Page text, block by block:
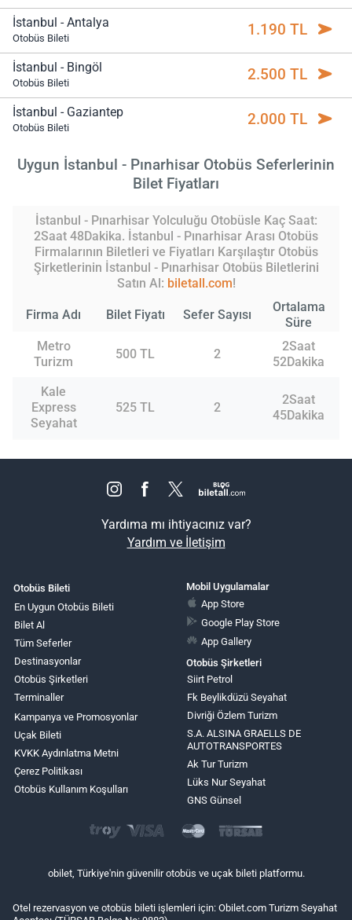
İstanbul - Antalya
Otobüs Bileti 1.190 TL
İstanbul - Bingöl
Otobüs Bileti 2.500 TL
İstanbul - Gaziantep
Otobüs Bileti 2.000 TL
Uygun İstanbul - Pınarhisar Otobüs Seferlerinin
Bilet Fiyatları
İstanbul - Pınarhisar Yolculuğu Otobüsle Kaç Saat:
2Saat 48Dakika. İstanbul - Pınarhisar Arası Otobüs
Firmalarının Biletleri ve Fiyatları Karşılaştır Otobüs
Şirketlerinin İstanbul - Pınarhisar Otobüs Biletlerini
Satın Al: biletall.com!
Firma Adı Bilet Fiyatı Sefer Sayısı
Ortalama
Süre
Metro
Turizm
500 TL 2
2Saat
52Dakika
Kale
Express
Seyahat
525 TL 2
2Saat
45Dakika
Yardıma mı ihtiyacınız var?
Yardım ve İletişim
Otobüs Bileti
En Uygun Otobüs Bileti
Bilet Al
Tüm Seferler
Destinasyonlar
Otobüs Şirketleri
Terminaller
Kampanya ve Promosyonlar
Uçak Bileti
KVKK Aydınlatma Metni
Çerez Politikası
Otobüs Kullanım Koşulları
Mobil Uygulamalar
App Store
Google Play Store
App Gallery
Otobüs Şirketleri
Siirt Petrol
Fk Beylikdüzü Seyahat
Divriği Özlem Turizm
S.A. ALSINA GRAELLS DE
AUTOTRANSPORTES
Ak Tur Turizm
Lüks Nur Seyahat
GNS Günsel
obilet, Türkiye'nin güvenilir otobüs ve uçak bileti platformu.
Otel rezervasyon ve otobüs bileti işlemleri için: Obilet.com Turizm Seyahat